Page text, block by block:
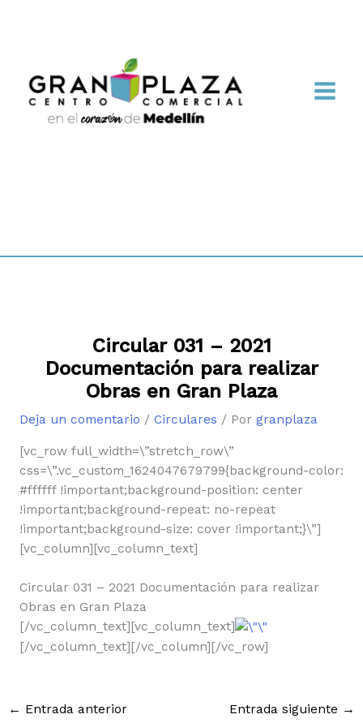
Circular 031 – 2021
Documentación para realizar
Obras en Gran Plaza
Deja un comentario / Circulares / Por granplaza
[vc_row full_width=\”stretch_row\”
css=\”.vc_custom_1624047679799{background-color:
#ffffff !important;background-position: center
!important;background-repeat: no-repeat
!important;background-size: cover !important;}\”]
[vc_column][vc_column_text]
Circular 031 – 2021 Documentación para realizar
Obras en Gran Plaza
[/vc_column_text][vc_column_text]
[/vc_column_text][/vc_column][/vc_row]
← Entrada anterior Entrada siguiente →